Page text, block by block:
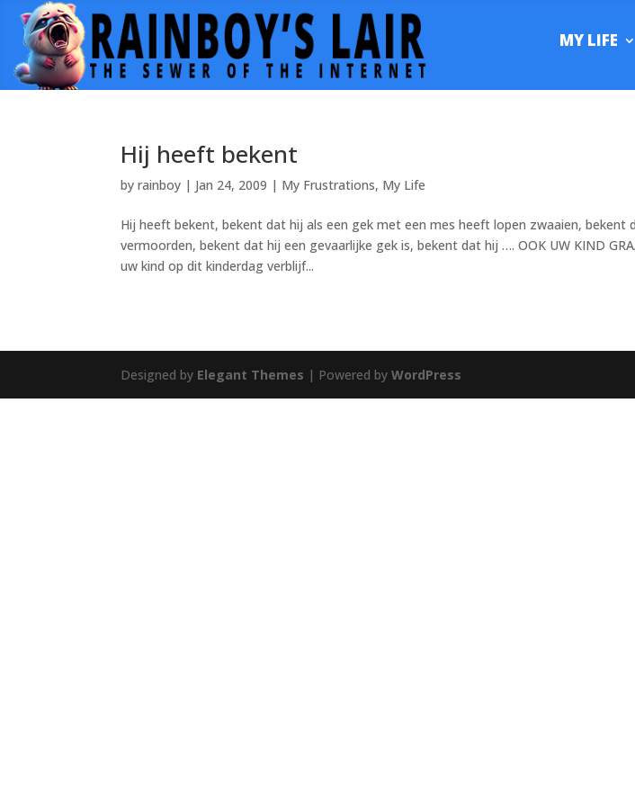
MY LIFE
Hij heeft bekent
byrainboy | Jan 24, 2009 | My Frustrations, My Life
Hij heeft bekent, bekent dat hij als een gek met een mes heeft lopen zwaaien, bekent
vermoorden, bekent dat hij een gevaarlijke gek is, bekent dat hij …. OOK UW KIND
uw kind op dit kinderdag verblijf...
Designed by Elegant Themes | Powered byWordPress